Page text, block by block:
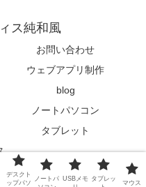
ス純和風
お問い合わせ
ウェブアプリ制作
blog
ノートパソコン
タブレット
オフィス純和風.
デスクト
ップパソ
ノートパ USBメモ タブレッ
マウス